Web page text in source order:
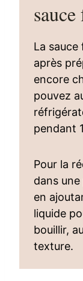
La
après
encore
pouvez
pendant
Pour la
dans
en
liquide
bouillir,
texture.